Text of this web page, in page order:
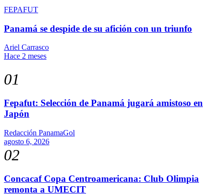
FEPAFUT
Panamá se despide de su afición con un triunfo
Ariel Carrasco
Hace 2 meses
01
Fepafut: Selección de Panamá jugará amistoso en
Japón
Redacción PanamaGol
agosto 6, 2026
02
Concacaf Copa Centroamericana: Club Olimpia
remonta a UMECIT